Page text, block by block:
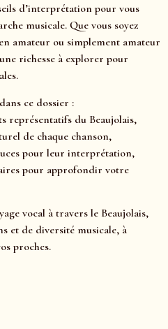
d’interprétation pour vous
musicale. Que vous soyez
amateur ou simplement amateur
richesse à explorer pour
ce dossier :
représentatifs du Beaujolais,
de chaque chanson,
pour leur interprétation,
pour approfondir votre
vocal à travers le Beaujolais,
et de diversité musicale, à
proches.